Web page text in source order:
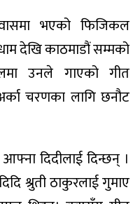
भएको फिजिकल
देखि काठमाडौं सम्मको
उनले गाएको गीत
चरणका लागि छनौट
दिदीलाई दिन्छन् ।
श्रुती ठाकुरलाई गुमाए